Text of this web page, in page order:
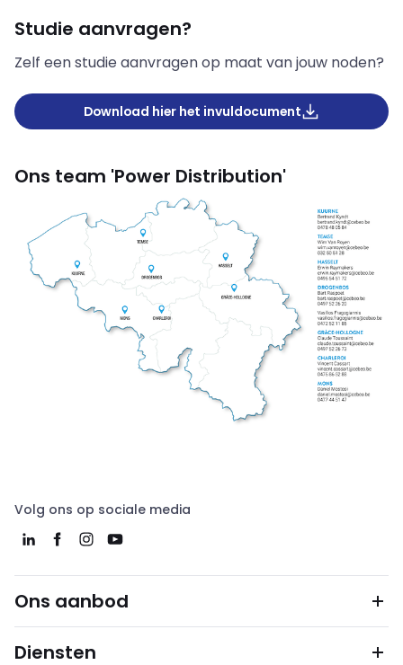
Studie aanvragen?
Zelf een studie aanvragen op maat van jouw noden?
Download hier het invuldocument
Ons team 'Power Distribution'
Volg ons op sociale media
Ons aanbod
Diensten